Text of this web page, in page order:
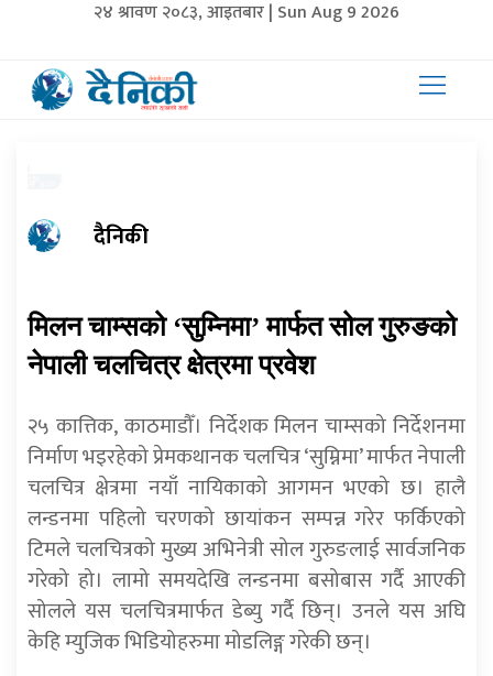
२४ श्रावण २०८३, आइतबार | Sun Aug 9 2026
दैनिकी
मिलन चाम्सको ‘सुम्निमा’ मार्फत सोल गुरुङको
नेपाली चलचित्र क्षेत्रमा प्रवेश
२५ कात्तिक, काठमाडौँ। निर्देशक मिलन चाम्सको निर्देशनमा
निर्माण भइरहेको प्रेमकथानक चलचित्र ‘सुम्निमा’ मार्फत नेपाली
चलचित्र क्षेत्रमा नयाँ नायिकाको आगमन भएको छ। हालै
लन्डनमा पहिलो चरणको छायांकन सम्पन्न गरेर फर्किएको
टिमले चलचित्रको मुख्य अभिनेत्री सोल गुरुङलाई सार्वजनिक
गरेको हो। लामो समयदेखि लन्डनमा बसोबास गर्दै आएकी
सोलले यस चलचित्रमार्फत डेब्यु गर्दै छिन्। उनले यस अघि
केहि म्युजिक भिडियोहरुमा मोडलिङ्ग गरेकी छन्।